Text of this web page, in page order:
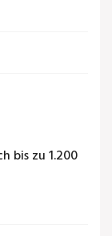
bis zu 1.200